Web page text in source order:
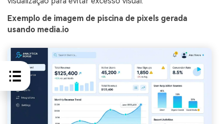
Exemplo de imagem de piscina de pixels gerada
usando media.io